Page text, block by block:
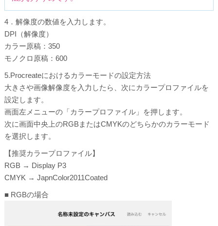
4．解像度の数値を入力します。
DPI（解像度）
カラー原稿：350
モノクロ原稿：600
5.Procreateにおけるカラーモードの設定方法
大きさや画像解像度を入力したら、次にカラープロファイルを
設定します。
画面左メニューの「カラープロファイル」を押します。
次に画面中央上のRGBまたはCMYKのどちらかのカラーモード
を選択します。
【推奨カラープロファイル】
RGB → Display P3
CMYK → JapnColor2011Coated
■ RGBの場合